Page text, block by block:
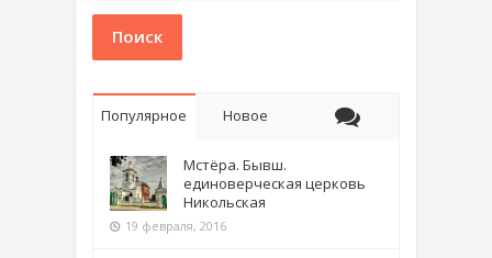
Поиск
Популярное Новое
Мстёра. Бывш.
единоверческая церковь
Никольская
19 февраля, 2016